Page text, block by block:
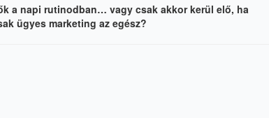
a napi rutinodban… vagy csak akkor kerül elő, ha
ügyes marketing az egész?